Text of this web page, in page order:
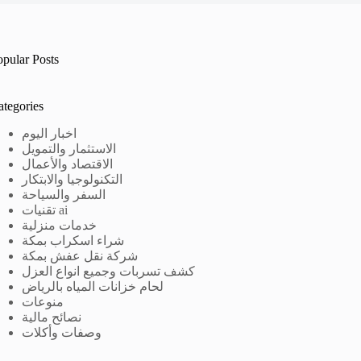
Posts
اخبار اليوم
الاستثمار والتمويل
الاقتصاد والأعمال
التكنولوجيا والابتكار
السفر والسياحة
تقنيات ai
خدمات منزلية
شراء اسكراب بمكة
شركة نقل عفش بمكة
كشف تسربات وجميع انواع العزل
لحام خزانات المياه بالرياض
منوعات
نصائح مالية
وصفات وأكلات